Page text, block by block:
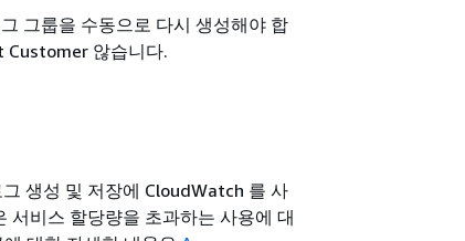
그룹을 수동으로 다시 생성해야 합
Customer 않습니다.
생성 및 저장에 CloudWatch 를 사
서비스 할당량을 초과하는 사용에 대